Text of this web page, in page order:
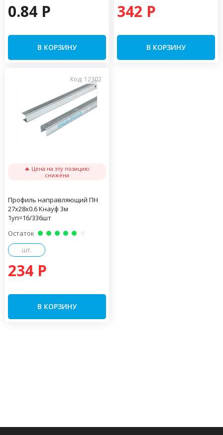
0.84 P
В КОРЗИНУ
342 P
В КОРЗИНУ
Код: 12302
🔥 Цена на эту позицию
снижена
Профиль направляющий ПН
27х28х0.6 Кнауф 3м
1уп=16/336шт
Остаток
шт.
234 P
В КОРЗИНУ